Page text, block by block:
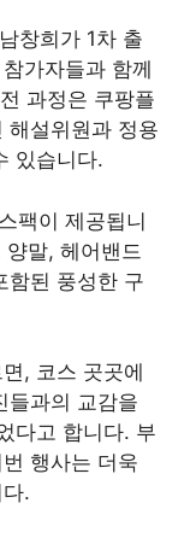
창희가 1차 출
가자들과 함께
과정은 쿠팡플
해설위원과 정용
있습니다.
팩이 제공됩니
말, 헤어밴드
함된 풍성한 구
, 코스 곳곳에
들과의 교감을
다고 합니다. 부
행사는 더욱
.